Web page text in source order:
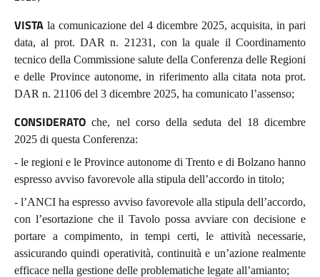
VISTA la comunicazione del 4 dicembre 2025, acquisita, in pari
data, al prot. DAR n. 21231, con la quale il Coordinamento
tecnico della Commissione salute della Conferenza delle Regioni
e delle Province autonome, in riferimento alla citata nota prot.
DAR n. 21106 del 3 dicembre 2025, ha comunicato l’assenso;
CONSIDERATO che, nel corso della seduta del 18 dicembre
2025 di questa Conferenza:
- le regioni e le Province autonome di Trento e di Bolzano hanno
espresso avviso favorevole alla stipula dell’accordo in titolo;
- l’ANCI ha espresso avviso favorevole alla stipula dell’accordo,
con l’esortazione che il Tavolo possa avviare con decisione e
portare a compimento, in tempi certi, le attività necessarie,
assicurando quindi operatività, continuità e un’azione realmente
efficace nella gestione delle problematiche legate all’amianto;